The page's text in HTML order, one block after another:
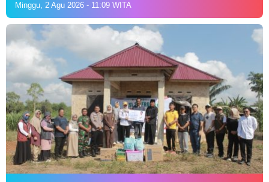
Minggu, 2 Agu 2026 - 11:09 WITA